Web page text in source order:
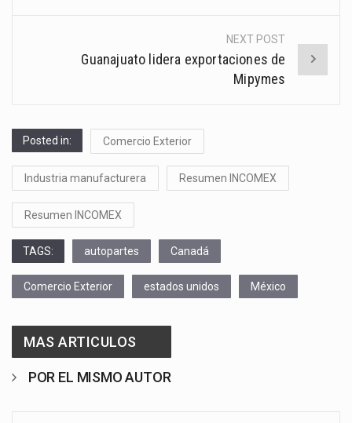
NEXT POST
Guanajuato lidera exportaciones de
Mipymes
Posted in: Comercio Exterior
Industria manufacturera Resumen INCOMEX
Resumen INCOMEX
TAGS: autopartes Canadá
Comercio Exterior estados unidos México
MAS ARTICULOS
POR EL MISMO AUTOR